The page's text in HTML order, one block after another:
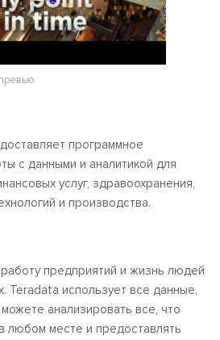
программное
с данными и аналитикой для
услуг, здравоохранения,
и производства.
предприятий и жизнь людей
Teradata использует все данные,
анализировать все, что
любом месте и предоставлять